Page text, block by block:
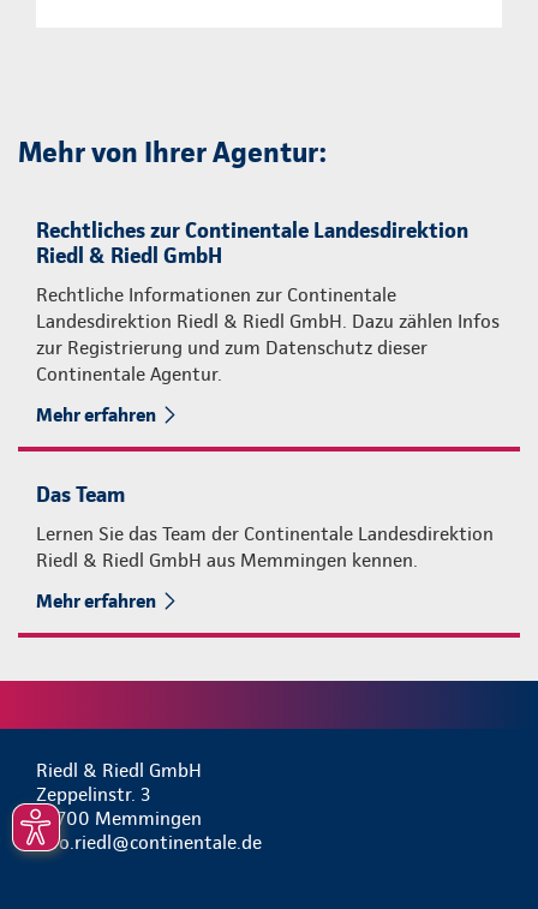
Mehr von Ihrer Agentur:
Rechtliches zur Continentale Landesdirektion
Riedl & Riedl GmbH
Rechtliche Informationen zur Continentale
Landesdirektion Riedl & Riedl GmbH. Dazu zählen Infos
zur Registrierung und zum Datenschutz dieser
Continentale Agentur.
Mehr erfahren
Das Team
Lernen Sie das Team der Continentale Landesdirektion
Riedl & Riedl GmbH aus Memmingen kennen.
Mehr erfahren
Riedl & Riedl GmbH
Zeppelinstr. 3
87700 Memmingen
info.riedl@continentale.de